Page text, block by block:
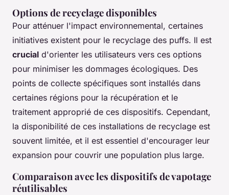
Options de recyclage disponibles
Pour atténuer l'impact environnemental, certaines
initiatives existent pour le recyclage des puffs. Il est
crucial d'orienter les utilisateurs vers ces options
pour minimiser les dommages écologiques. Des
points de collecte spécifiques sont installés dans
certaines régions pour la récupération et le
traitement approprié de ces dispositifs. Cependant,
la disponibilité de ces installations de recyclage est
souvent limitée, et il est essentiel d'encourager leur
expansion pour couvrir une population plus large.
Comparaison avec les dispositifs de vapotage
réutilisables